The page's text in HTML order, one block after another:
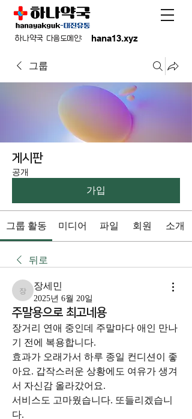
hana13.xyz
하나약국 다음도메인:
그룹
게시판
공개
가입
그룹 활동 미디어 파일 회원 소개
뒤로
장세민
장세민
2025년 6월 20일
주말용으로 최고네용
장거리 연애 중인데 주말마다 애인 만나
기 전에 복용합니다.
효과가 오래가서 하루 종일 컨디션이 좋
아요. 갑작스러운 상황에도 여유가 생겨
서 자신감 올라갔어요.
서비스도 고마웠습니다. 또들리겠습니
다.